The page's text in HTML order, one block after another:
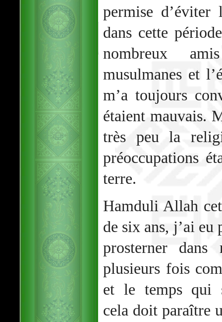
permise d’éviter
dans cette
nombreux
musulmanes et
m’a toujours
étaient mauvais.
très peu la
préoccupations
terre.
Hamduli Allah
de six ans, j’ai
prosterner dans
plusieurs fois
et le temps qui
cela doit paraître